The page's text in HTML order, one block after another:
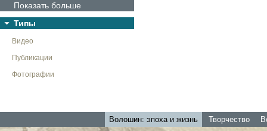
Показать больше
Типы
Видео
Публикации
Фотографии
Волошин: эпоха и жизнь Творчество